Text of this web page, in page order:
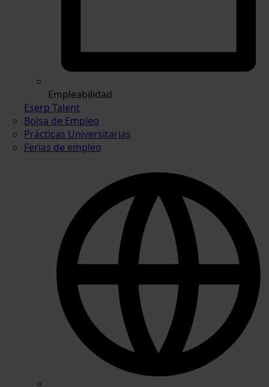
Empleabilidad
Eserp Talent
Bolsa de Empleo
Prácticas Universitarias
Ferias de empleo